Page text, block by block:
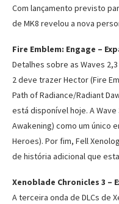
Com lançamento previsto
de MK8 revelou a nova
Fire Emblem: Engage –
Detalhes sobre as Waves
2 deve trazer Hector (Fire
Path of Radiance/Radiant
está disponível hoje. A Wave
Awakening) como um único
Heroes). Por fim, Fell
de história adicional que
Xenoblade Chronicles 3 –
A terceira onda de DLCs de